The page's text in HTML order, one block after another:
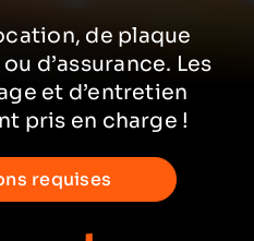
de plaque
d’assurance. Les
et d’entretien
pris en charge !
requises